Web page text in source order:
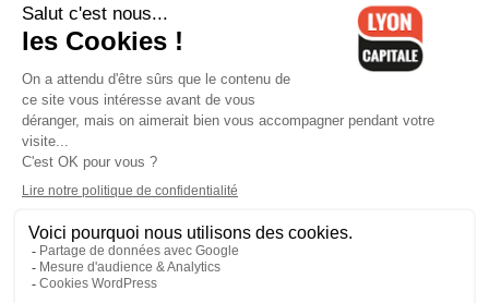
Contactez-nous-Mentions légales-CGV-Politique de
confidentialité-Gestion des cookies